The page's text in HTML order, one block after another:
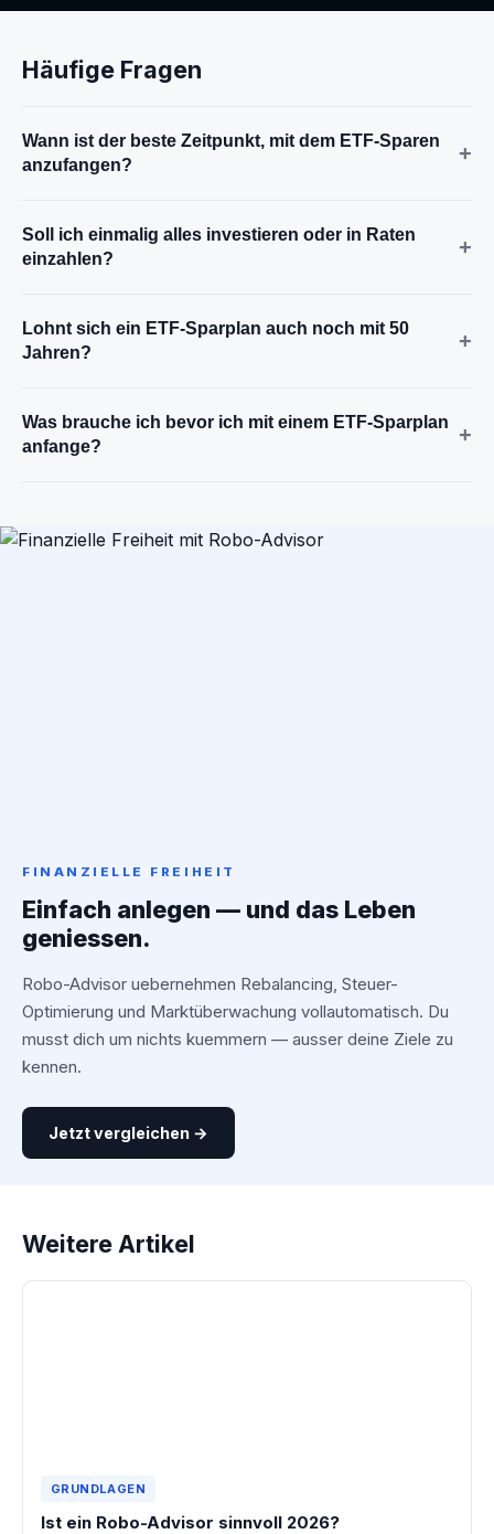
Häufige Fragen
Wann ist der beste Zeitpunkt, mit dem ETF-Sparen
anzufangen?
+
Soll ich einmalig alles investieren oder in Raten
einzahlen?
+
Lohnt sich ein ETF-Sparplan auch noch mit 50
Jahren?
+
Was brauche ich bevor ich mit einem ETF-Sparplan
anfange?
+
FINANZIELLE FREIHEIT
Einfach anlegen — und das Leben
geniessen.
Robo-Advisor uebernehmen Rebalancing, Steuer-
Optimierung und Marktüberwachung vollautomatisch. Du
musst dich um nichts kuemmern — ausser deine Ziele zu
kennen.
Jetzt vergleichen →
Weitere Artikel
GRUNDLAGEN
Ist ein Robo-Advisor sinnvoll 2026?